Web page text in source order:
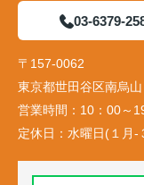
03-6379-
〒157-0062
東京都世田谷区南烏
営業時間： 10：00～
定休日： 水曜日(１月-